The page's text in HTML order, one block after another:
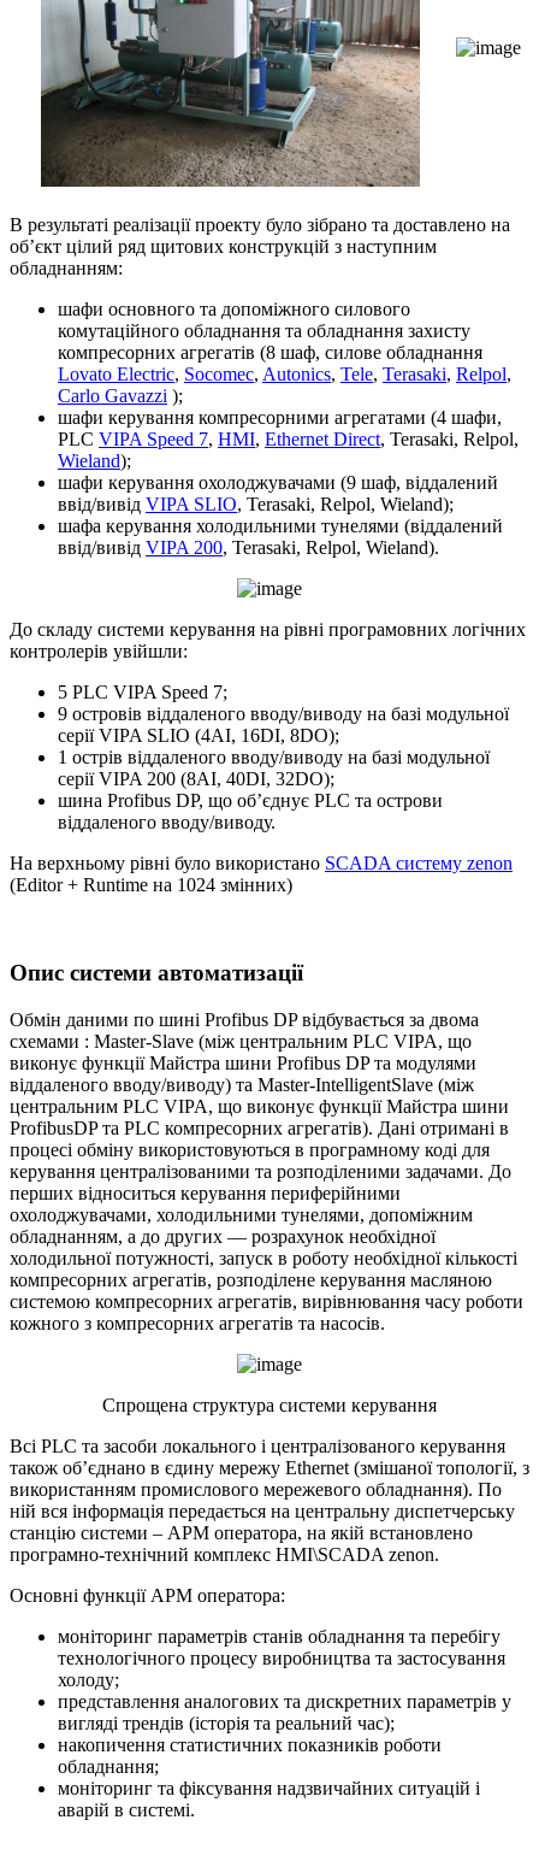
В результаті реалізації проекту було зібрано та доставлено на
об’єкт цілий ряд щитових конструкцій з наступним
обладнанням:
шафи основного та допоміжного силового
комутаційного обладнання та обладнання захисту
компресорних агрегатів (8 шаф, силове обладнання
Lovato Electric, Socomec, Autonics, Tele, Terasaki, Relpol,
Carlo Gavazzi );
шафи керування компресорними агрегатами (4 шафи,
PLC VIPA Speed 7, HMI, Ethernet Direct, Terasaki, Relpol,
Wieland);
шафи керування охолоджувачами (9 шаф, віддалений
ввід/вивід VIPA SLIO, Terasaki, Relpol, Wieland);
шафа керування холодильними тунелями (віддалений
ввід/вивід VIPA 200, Terasaki, Relpol, Wieland).
До складу системи керування на рівні програмовних логічних
контролерів увійшли:
5 PLC VIPA Speed 7;
9 островів віддаленого вводу/виводу на базі модульної
серії VIPA SLIO (4AI, 16DI, 8DO);
1 острів віддаленого вводу/виводу на базі модульної
серії VIPA 200 (8AI, 40DI, 32DO);
шина Profibus DP, що об’єднує PLC та острови
віддаленого вводу/виводу.
На верхньому рівні було використано SCADA систему zenon
(Editor + Runtime на 1024 змінних)
Опис системи автоматизації
Обмін даними по шині Profibus DP відбувається за двома
схемами : Master-Slave (між центральним PLC VIPA, що
виконує функції Майстра шини Profibus DP та модулями
віддаленого вводу/виводу) та Master-IntelligentSlave (між
центральним PLC VIPA, що виконує функції Майстра шини
ProfibusDP та PLC компресорних агрегатів). Дані отримані в
процесі обміну використовуються в програмному коді для
керування централізованими та розподіленими задачами. До
перших відноситься керування периферійними
охолоджувачами, холодильними тунелями, допоміжним
обладнанням, а до других — розрахунок необхідної
холодильної потужності, запуск в роботу необхідної кількості
компресорних агрегатів, розподілене керування масляною
системою компресорних агрегатів, вирівнювання часу роботи
кожного з компресорних агрегатів та насосів.
Спрощена структура системи керування
Всі PLC та засоби локального і централізованого керування
також об’єднано в єдину мережу Ethernet (змішаної топології, з
використанням промислового мережевого обладнання). По
ній вся інформація передається на центральну диспетчерську
станцію системи – АРМ оператора, на якій встановлено
програмно-технічний комплекс HMI\SCADA zenon.
Основні функції АРМ оператора:
моніторинг параметрів станів обладнання та перебігу
технологічного процесу виробництва та застосування
холоду;
представлення аналогових та дискретних параметрів у
вигляді трендів (історія та реальний час);
накопичення статистичних показників роботи
обладнання;
моніторинг та фіксування надзвичайних ситуацій і
аварій в системі.